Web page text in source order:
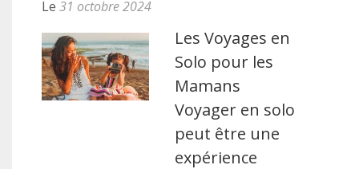
Le 31 octobre 2024
Les Voyages en
Solo pour les
Mamans
Voyager en solo
peut être une
expérience